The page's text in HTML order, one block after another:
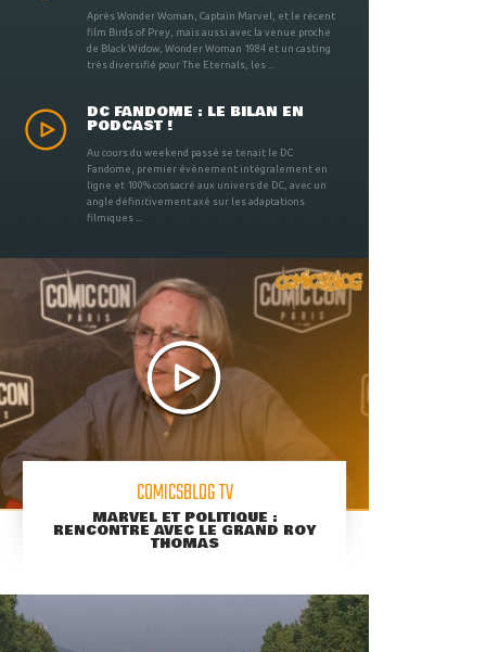
Après Wonder Woman, Captain Marvel, et le récent
film Birds of Prey, mais aussi avec la venue proche
de Black Widow, Wonder Woman 1984 et un casting
très diversifié pour The Eternals, les ...
DC FANDOME : LE BILAN EN
PODCAST !
Au cours du weekend passé se tenait le DC
Fandome, premier évènement intégralement en
ligne et 100% consacré aux univers de DC, avec un
angle définitivement axé sur les adaptations
filmiques ...
COMICSBLOG TV
MARVEL ET POLITIQUE :
RENCONTRE AVEC LE GRAND ROY
THOMAS